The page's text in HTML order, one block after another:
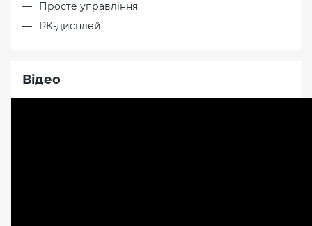
Просте управління
РК-дисплей
Відео